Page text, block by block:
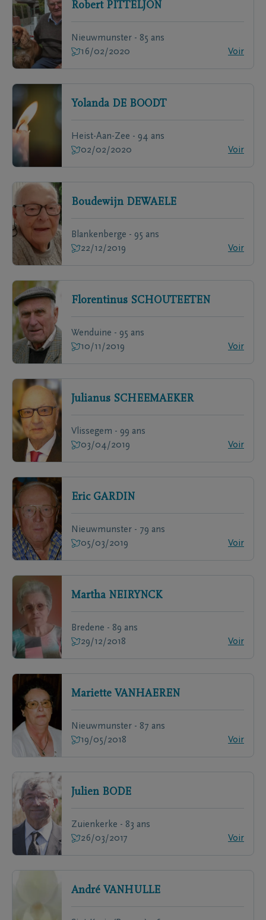
Robert PITTELJON
Nieuwmunster - 85 ans
16/02/2020
Voir
Yolanda DE BOODT
Heist-Aan-Zee - 94 ans
02/02/2020
Voir
Boudewijn DEWAELE
Blankenberge - 95 ans
22/12/2019
Voir
Florentinus SCHOUTEETEN
Wenduine - 95 ans
10/11/2019
Voir
Julianus SCHEEMAEKER
Vlissegem - 99 ans
03/04/2019
Voir
Eric GARDIN
Nieuwmunster - 79 ans
05/03/2019
Voir
Martha NEIRYNCK
Bredene - 89 ans
29/12/2018
Voir
Mariette VANHAEREN
Nieuwmunster - 87 ans
19/05/2018
Voir
Julien BODE
Zuienkerke - 83 ans
26/03/2017
Voir
André VANHULLE